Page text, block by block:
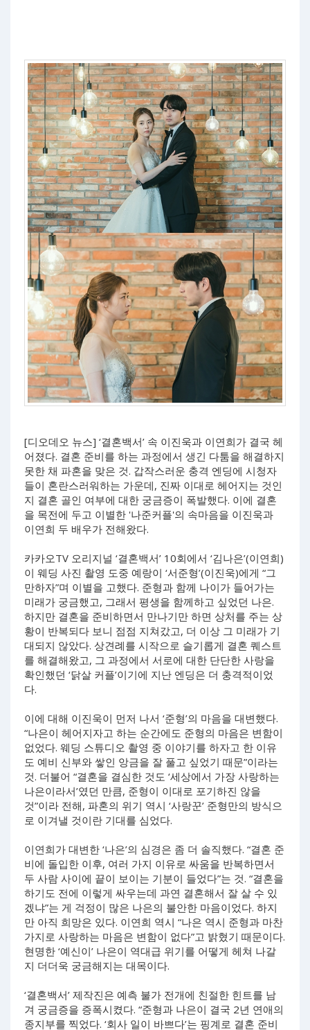
[디오데오 뉴스] ‘결혼백서’ 속 이진욱과 이연희가 결국 헤
어졌다. 결혼 준비를 하는 과정에서 생긴 다툼을 해결하지
못한 채 파혼을 맞은 것. 갑작스러운 충격 엔딩에 시청자
들이 혼란스러워하는 가운데, 진짜 이대로 헤어지는 것인
지 결혼 골인 여부에 대한 궁금증이 폭발했다. 이에 결혼
을 목전에 두고 이별한 '나준커플'의 속마음을 이진욱과
이연희 두 배우가 전해왔다.
카카오TV 오리지널 ‘결혼백서’ 10회에서 ‘김나은’(이연희)
이 웨딩 사진 촬영 도중 예랑이 ‘서준형’(이진욱)에게 “그
만하자”며 이별을 고했다. 준형과 함께 나이가 들어가는
미래가 궁금했고, 그래서 평생을 함께하고 싶었던 나은.
하지만 결혼을 준비하면서 만나기만 하면 상처를 주는 상
황이 반복되다 보니 점점 지쳐갔고, 더 이상 그 미래가 기
대되지 않았다. 상견례를 시작으로 슬기롭게 결혼 퀘스트
를 해결해왔고, 그 과정에서 서로에 대한 단단한 사랑을
확인했던 ‘닭살 커플’이기에 지난 엔딩은 더 충격적이었
다.
이에 대해 이진욱이 먼저 나서 ‘준형’의 마음을 대변했다.
“나은이 헤어지자고 하는 순간에도 준형의 마음은 변함이
없었다. 웨딩 스튜디오 촬영 중 이야기를 하자고 한 이유
도 예비 신부와 쌓인 앙금을 잘 풀고 싶었기 때문”이라는
것. 더불어 “결혼을 결심한 것도 ‘세상에서 가장 사랑하는
나은이라서’였던 만큼, 준형이 이대로 포기하진 않을
것”이라 전해, 파혼의 위기 역시 ‘사랑꾼’ 준형만의 방식으
로 이겨낼 것이란 기대를 심었다.
이연희가 대변한 ‘나은’의 심경은 좀 더 솔직했다. “결혼 준
비에 돌입한 이후, 여러 가지 이유로 싸움을 반복하면서
두 사람 사이에 끝이 보이는 기분이 들었다”는 것. “결혼을
하기도 전에 이렇게 싸우는데 과연 결혼해서 잘 살 수 있
겠냐”는 게 걱정이 많은 나은의 불안한 마음이었다. 하지
만 아직 희망은 있다. 이연희 역시 “나은 역시 준형과 마찬
가지로 사랑하는 마음은 변함이 없다”고 밝혔기 때문이다.
현명한 ‘예신이’ 나은이 역대급 위기를 어떻게 헤쳐 나갈
지 더더욱 궁금해지는 대목이다.
‘결혼백서’ 제작진은 예측 불가 전개에 친절한 힌트를 남
겨 궁금증을 증폭시켰다. “준형과 나은이 결국 2년 연애의
종지부를 찍었다. ‘회사 일이 바쁘다’는 핑계로 결혼 준비